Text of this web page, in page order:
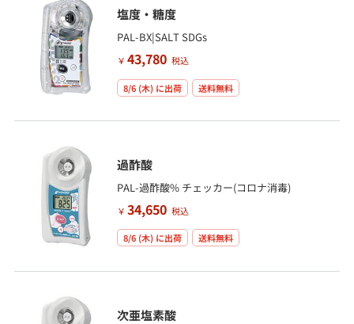
塩度・糖度
PAL-BX|SALT SDGs
￥ 43,780 税込
8/6 (木)に出荷 送料無料
過酢酸
PAL-過酢酸% チェッカー(コロナ消毒)
￥ 34,650 税込
8/6 (木)に出荷 送料無料
次亜塩素酸